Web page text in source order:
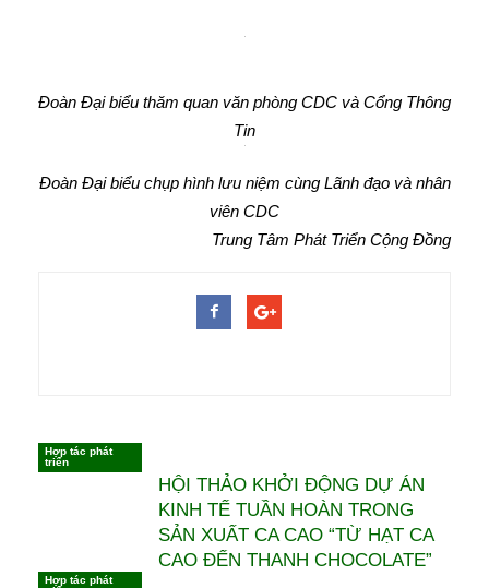
Đoàn Đại biểu thăm quan văn phòng CDC và Cổng Thông
Tin
Đoàn Đại biểu chụp hình lưu niệm cùng Lãnh đạo và nhân
viên CDC
Trung Tâm Phát Triển Cộng Đồng
Có thể bạn muốn xem
Hợp tác phát
triển
HỘI THẢO KHỞI ĐỘNG DỰ ÁN
KINH TẾ TUẦN HOÀN TRONG
SẢN XUẤT CA CAO “TỪ HẠT CA
CAO ĐẾN THANH CHOCOLATE”
Hợp tác phát